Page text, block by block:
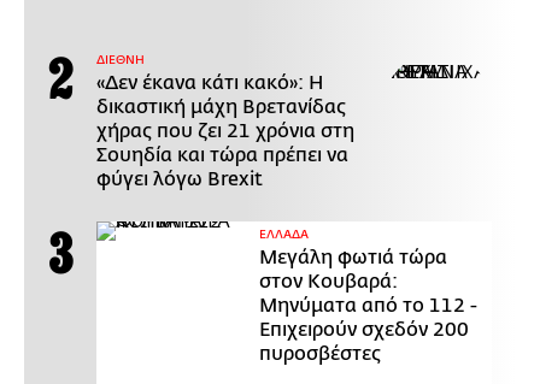
ΔΙΕΘΝΗ
«Δεν έκανα κάτι κακό»: Η
δικαστική μάχη Βρετανίδας
χήρας που ζει 21 χρόνια στη
Σουηδία και τώρα πρέπει να
φύγει λόγω Brexit
ΕΛΛΑΔΑ
Μεγάλη φωτιά τώρα
στον Κουβαρά:
Μηνύματα από το 112 -
Επιχειρούν σχεδόν 200
πυροσβέστες